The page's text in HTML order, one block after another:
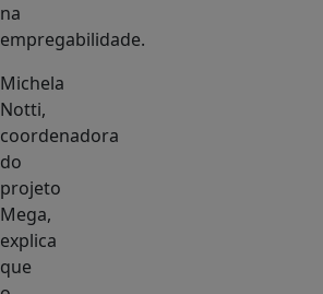
na
empregabilidade.
Michela
Notti,
coordenadora
do
projeto
Mega,
explica
que